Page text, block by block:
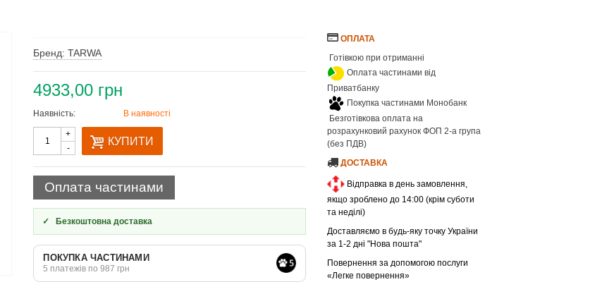
Бренд: TARWA
4933,00 грн
Наявність:
В наявності
-
+
КУПИТИ
Оплата частинами
✓ Безкоштовна доставка
ПОКУПКА ЧАСТИНАМИ
5 платежів по 987 грн
ОПЛАТА
Готівкою при отриманні
Оплата частинами від
Приватбанку
Покупка частинами Монобанк
Безготівкова оплата на
розрахунковий рахунок ФОП 2-а група
(без ПДВ)
ДОСТАВКА
Відправка в день замовлення,
якщо зроблено до 14:00 (крім суботи
та неділі)
Доставляємо в будь-яку точку України
за 1-2 дні "Нова пошта"
Повернення за допомогою послуги
«Легке повернення»